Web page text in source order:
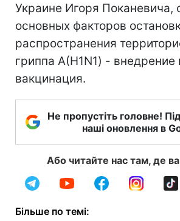
Украине Игоря Поканевича,
основных факторов
распространения
гриппа А(H1N1) - внедрение
вакцинация.
Не пропустіть головне!
наші оновлення в
Або читайте нас там, де
Більше по темі: